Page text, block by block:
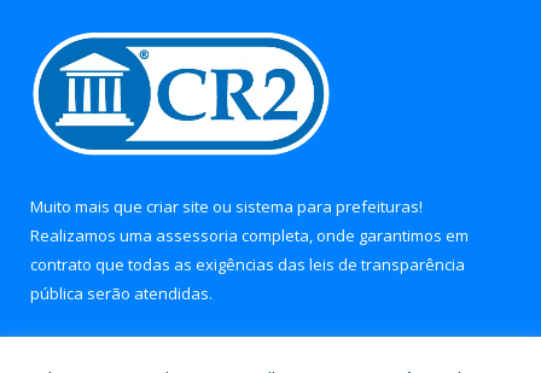
Muito mais que criar site ou sistema para prefeituras!
Realizamos uma assessoria completa, onde garantimos em
contrato que todas as exigências das leis de transparência
pública serão atendidas.